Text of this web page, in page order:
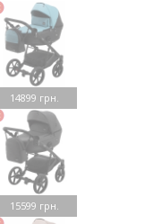
14899 грн.
15599 грн.